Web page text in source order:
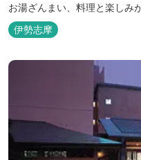
お湯ざんまい、料理と楽しみ
伊勢志摩